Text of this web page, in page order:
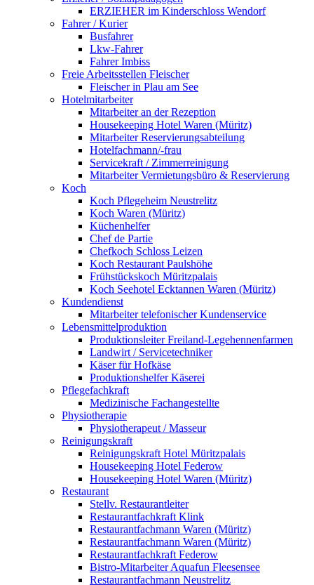
ERZIEHER im Kinderschloss Wendorf
Fahrer / Kurier
Busfahrer
Lkw-Fahrer
Fahrer Imbiss
Freie Arbeitsstellen Fleischer
Fleischer in Plau am See
Hotelmitarbeiter
Mitarbeiter an der Rezeption
Housekeeping Hotel Waren (Müritz)
Mitarbeiter Reservierungsabteilung
Hotelfachmann/-frau
Servicekraft / Zimmerreinigung
Mitarbeiter Vermietungsbüro & Reservierung
Koch
Koch Pflegeheim Neustrelitz
Koch Waren (Müritz)
Küchenhelfer
Chef de Partie
Chefkoch Schloss Leizen
Koch Restaurant Paulshöhe
Frühstückskoch Müritzpalais
Koch Seehotel Ecktannen Waren (Müritz)
Kundendienst
Mitarbeiter telefonischer Kundenservice
Lebensmittelproduktion
Produktionsleiter Freiland-Legehennenfarmen
Landwirt / Servicetechniker
Käser für Hofkäse
Produktionshelfer Käserei
Pflegefachkraft
Medizinische Fachangestellte
Physiotherapie
Physiotherapeut / Masseur
Reinigungskraft
Reinigungskraft Hotel Müritzpalais
Housekeeping Hotel Federow
Housekeeping Hotel Waren (Müritz)
Restaurant
Stellv. Restaurantleiter
Restaurantfachkraft Klink
Restaurantfachmann Waren (Müritz)
Restaurantfachmann Waren (Müritz)
Restaurantfachkraft Federow
Bistro-Mitarbeiter Aquafun Fleesensee
Restaurantfachmann Neustrelitz